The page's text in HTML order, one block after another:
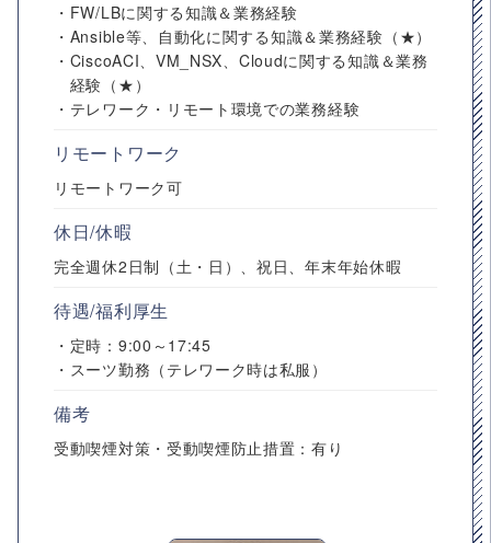
・FW/LBに関する知識＆業務経験
・Ansible等、自動化に関する知識＆業務経験（★）
・CiscoACI、VM_NSX、Cloudに関する知識＆業務
経験（★）
・テレワーク・リモート環境での業務経験
リモートワーク
リモートワーク可
休日/休暇
完全週休2日制（土・日）、祝日、年末年始休暇
待遇/福利厚生
・定時：9:00～17:45
・スーツ勤務（テレワーク時は私服）
備考
受動喫煙対策・受動喫煙防止措置：有り